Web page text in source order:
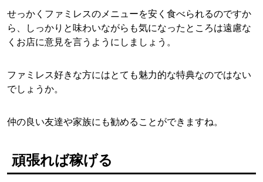
せっかくファミレスのメニューを安く食べられるのですか
ら、しっかりと味わいながらも気になったところは遠慮な
くお店に意見を言うようにしましょう。
ファミレス好きな方にはとても魅力的な特典なのではない
でしょうか。
仲の良い友達や家族にも勧めることができますね。
頑張れば稼げる